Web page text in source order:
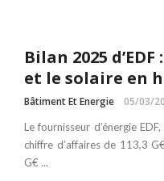
Bilan 2025
et le solaire en
Bâtiment Et Energie 05/03/
Le fournisseur d’énergie
chiffre d’affaires de 113,3
G€ ...